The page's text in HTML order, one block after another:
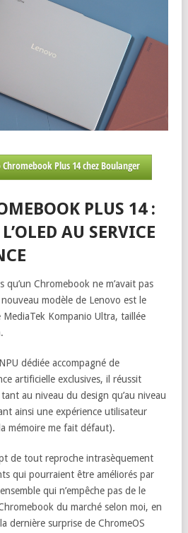
Plus 14 chez Boulanger
PLUS 14 :
AU SERVICE
Chromebook ne m’avait pas
modèle de Lenovo est le
Kompanio Ultra, taillée
dédiée accompagné de
artificielle exclusives, il réussit
au niveau du design qu’au niveau
ainsi une expérience utilisateur
mémoire me fait défaut).
de tout reproche intrasèquement
qui pourraient être améliorés par
qui n’empêche pas de le
du marché selon moi, en
dernière surprise de ChromeOS